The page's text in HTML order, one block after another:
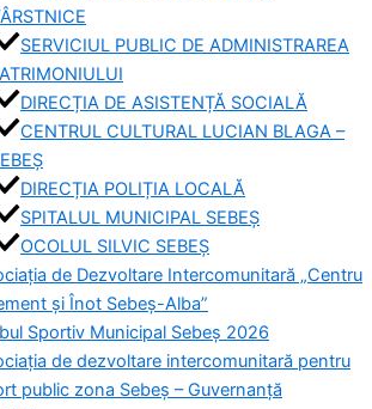
SERVICIUL PUBLIC DE ADMINISTRAREA
DIRECȚIA DE ASISTENȚĂ SOCIALĂ
CENTRUL CULTURAL LUCIAN BLAGA –
DIRECȚIA POLIȚIA LOCALĂ
SPITALUL MUNICIPAL SEBEȘ
OCOLUL SILVIC SEBEȘ
de Dezvoltare Intercomunitară „Centru
și Înot Sebeș-Alba”
Sportiv Municipal Sebeș 2026
de dezvoltare intercomunitară pentru
public zona Sebeș – Guvernanță